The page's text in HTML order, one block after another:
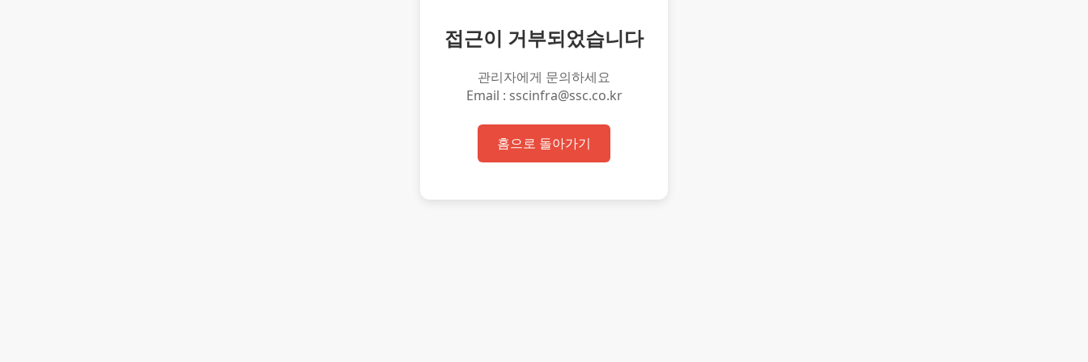
접근이 거부되었습니다
관리자에게 문의하세요
Email : sscinfra@ssc.co.kr
홈으로 돌아가기